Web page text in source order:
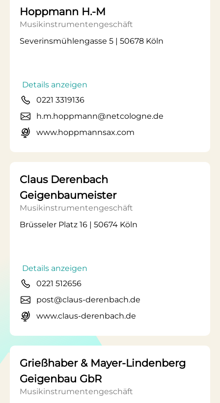
Hoppmann H.-M
Musikinstrumentengeschäft
Severinsmühlengasse 5 | 50678 Köln
Details anzeigen
0221 3319136
h.m.hoppmann@netcologne.de
www.hoppmannsax.com
Claus Derenbach
Geigenbaumeister
Musikinstrumentengeschäft
Brüsseler Platz 16 | 50674 Köln
Details anzeigen
0221 512656
post@claus-derenbach.de
www.claus-derenbach.de
Grießhaber & Mayer-Lindenberg
Geigenbau GbR
Musikinstrumentengeschäft